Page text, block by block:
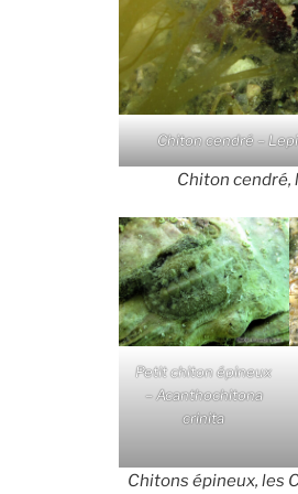
Chiton cendré –
Chiton cendré,
Petit chiton épineux
– Acanthochitona
crinita
Chitons épineux, les